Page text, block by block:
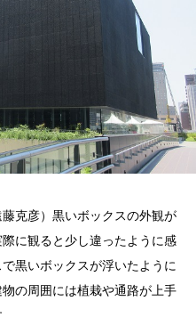
克彦）黒いボックスの外観が
に観ると少し違ったように感
黒いボックスが浮いたように
の周囲には植栽や通路が上手